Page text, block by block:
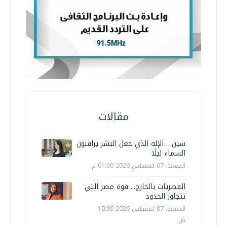
مقالات
سين… الإله الذي جعل البشر يراقبون
السماء ليلًا
الجمعة، 07 اغسطس 2026 01:00 م
المصريات بالخارج... قوة مصر التي
تتجاوز الحدود
الجمعة، 07 اغسطس 2026 10:00
ص